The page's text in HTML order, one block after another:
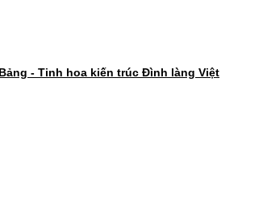
- Tinh hoa kiến trúc Đình làng Việt